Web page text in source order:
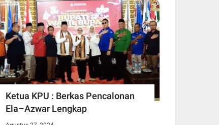
Ketua KPU : Berkas Pencalonan
Ela–Azwar Lengkap